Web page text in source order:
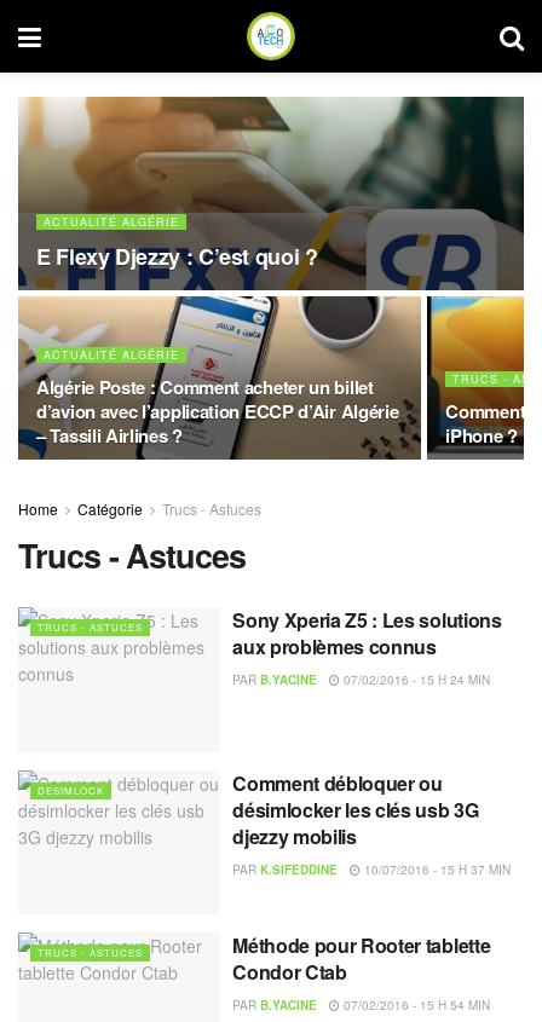
ACTUALITÉ ALGÉRIE
E Flexy Djezzy : C’est quoi ?
ACTUALITÉ ALGÉRIE
Algérie Poste : Comment acheter un billet
d’avion avec l’application ECCP d’Air Algérie
– Tassili Airlines ?
TRUCS -
Comment
iPhone ?
Home Catégorie Trucs - Astuces
Trucs - Astuces
TRUCS - ASTUCES
Sony Xperia Z5 : Les solutions
aux problèmes connus
PAR B.YACINE 07/02/2016 - 15 H 24 MIN
DESIMLOCK
Comment débloquer ou
désimlocker les clés usb 3G
djezzy mobilis
PAR K.SIFEDDINE 10/07/2016 - 15 H 37 MIN
TRUCS - ASTUCES
Méthode pour Rooter tablette
Condor Ctab
PAR B.YACINE 07/02/2016 - 15 H 54 MIN